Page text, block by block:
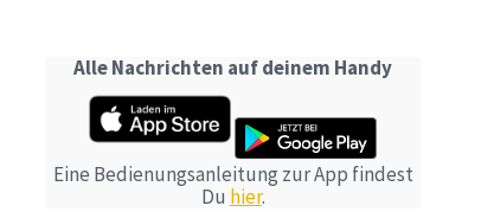
Alle Nachrichten auf deinem Handy
Eine Bedienungsanleitung zur App findest
Du hier.